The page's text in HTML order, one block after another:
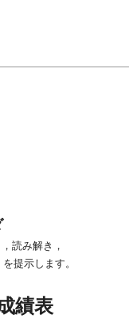
読み解き，
提示します。
績表